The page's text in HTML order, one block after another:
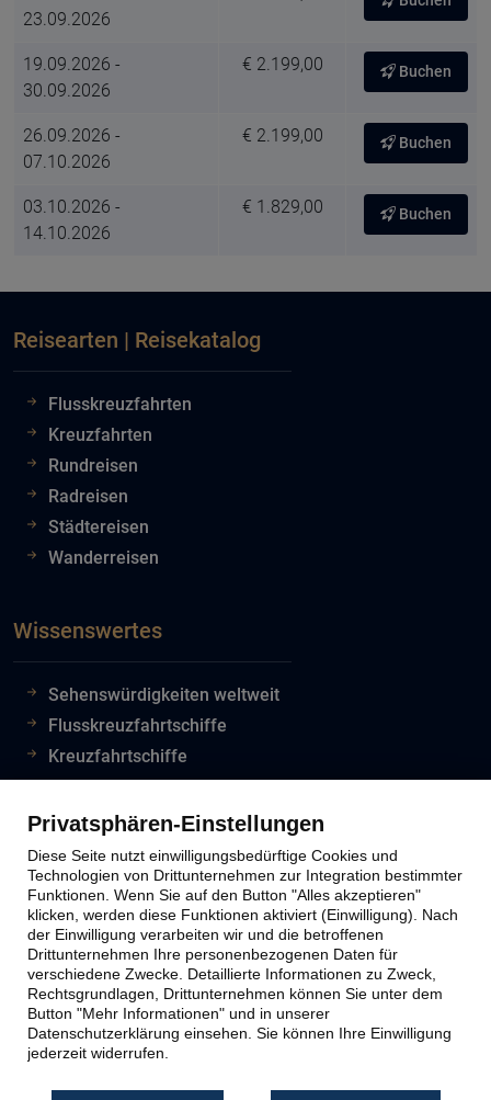
23.09.2026
19.09.2026 -
30.09.2026
€ 2.199,00 Buchen
26.09.2026 -
07.10.2026
€ 2.199,00 Buchen
03.10.2026 -
14.10.2026
€ 1.829,00 Buchen
Reisearten | Reisekatalog
Flusskreuzfahrten
Kreuzfahrten
Rundreisen
Radreisen
Städtereisen
Wanderreisen
Wissenswertes
Sehenswürdigkeiten weltweit
Flusskreuzfahrtschiffe
Kreuzfahrtschiffe
Reiseinfos Auswertiges Amt
Lion Tours Reise Blog
Lion Tours Kontakt
Kontaktinfos
Unternehmen
Reiseabwicklung
Privatsphären-Einstellungen
Diese Seite nutzt einwilligungsbedürftige Cookies und
Technologien von Drittunternehmen zur Integration bestimmter
Funktionen. Wenn Sie auf den Button "Alles akzeptieren"
klicken, werden diese Funktionen aktiviert (Einwilligung). Nach
der Einwilligung verarbeiten wir und die betroffenen
Drittunternehmen Ihre personenbezogenen Daten für
verschiedene Zwecke. Detaillierte Informationen zu Zweck,
Rechtsgrundlagen, Drittunternehmen können Sie unter dem
Button "Mehr Informationen" und in unserer
Datenschutzerklärung einsehen. Sie können Ihre Einwilligung
jederzeit widerrufen.